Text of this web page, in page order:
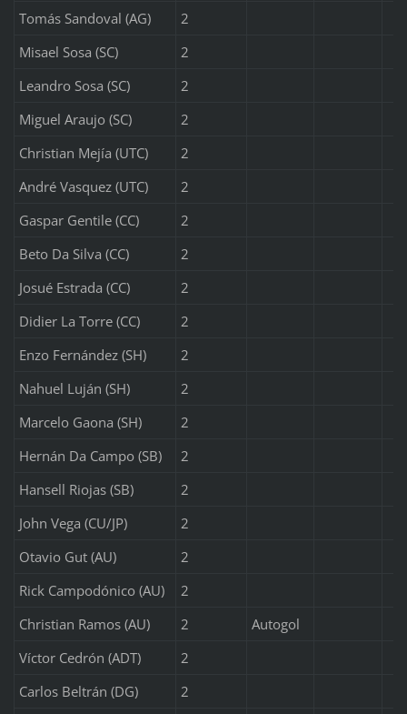
Tomás Sandoval (AG)
2
Misael Sosa (SC)
2
Leandro Sosa (SC)
2
Miguel Araujo (SC)
2
Christian Mejía (UTC)
2
André Vasquez (UTC)
2
Gaspar Gentile (CC)
2
Beto Da Silva (CC)
2
Josué Estrada (CC)
2
Didier La Torre (CC)
2
Enzo Fernández (SH)
2
Nahuel Luján (SH)
2
Marcelo Gaona (SH)
2
Hernán Da Campo (SB)
2
Hansell Riojas (SB)
2
John Vega (CU/JP)
2
Otavio Gut (AU)
2
Rick Campodónico (AU)
2
Christian Ramos (AU)
2
Autogol
Víctor Cedrón (ADT)
2
Carlos Beltrán (DG)
2